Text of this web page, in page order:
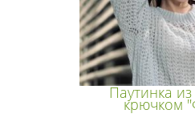
Паутинка
крючком